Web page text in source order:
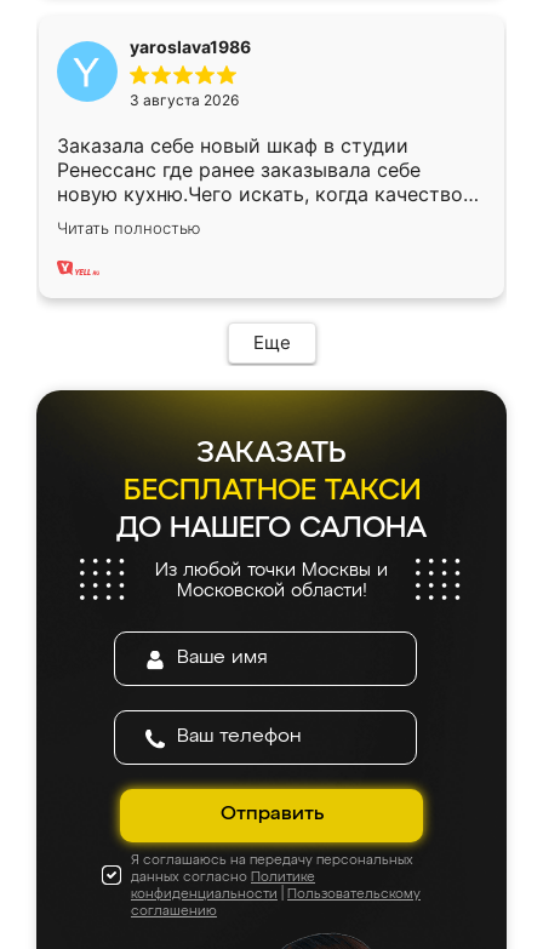
yaroslava1986
3 августа 2026
Заказала себе новый шкаф в студии
Ренессанс где ранее заказывала себе
новую кухню.Чего искать, когда качеством
вполне довольна. Служит кухня уже почти
два года, нареканий нет.
Читать полностью
Еще
ЗАКАЗАТЬ
БЕСПЛАТНОЕ ТАКСИ
ДО НАШЕГО САЛОНА
Из любой точки Москвы и
Московской области!
Отправить
Я соглашаюсь на передачу персональных
данных согласно Политике
конфиденциальности
Пользовательскому
соглашению